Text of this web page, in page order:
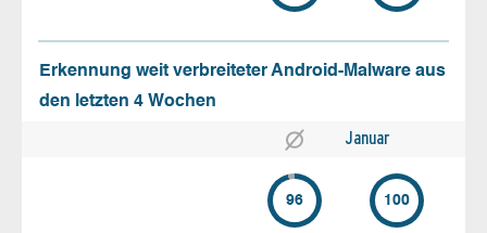
Erkennung weit verbreiteter Android-Malware aus
den letzten 4 Wochen
Januar
96 100